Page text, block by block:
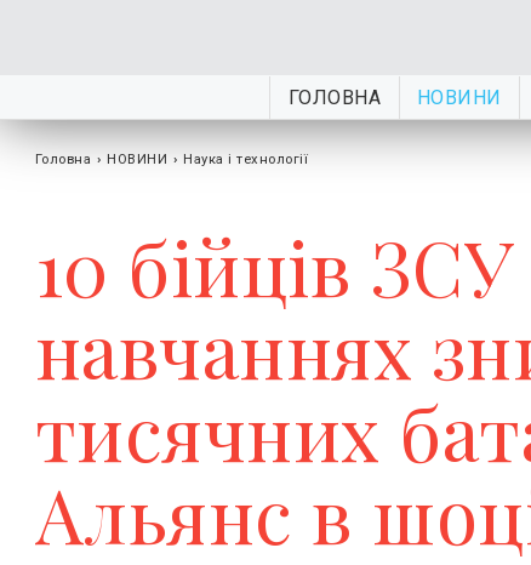
ГОЛОВНА НОВИНИ
Головна › НОВИНИ › Наука і технології
10 бійців
навчаннях
тисячних
Альянс в